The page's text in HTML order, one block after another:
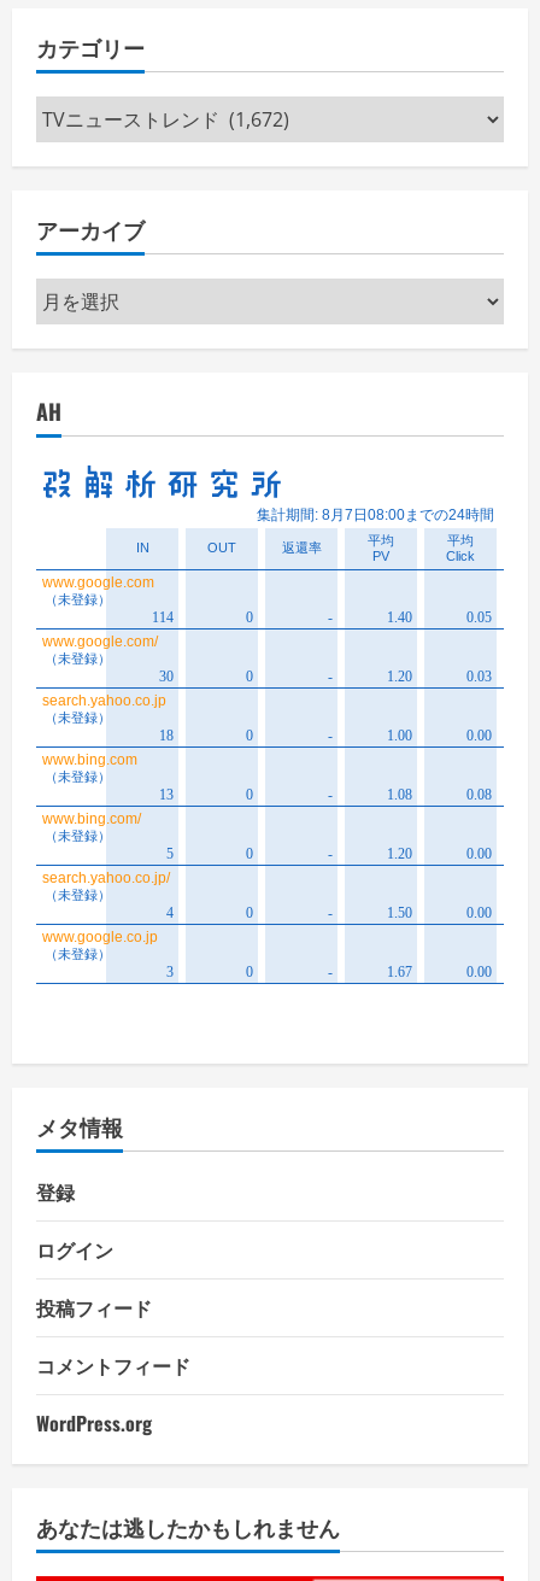
カテゴリー
カ
テ
ー
アーカイブ
ア
ー
ブ
AH
メタ情報
登録
ログイン
投稿フィード
コメントフィード
WordPress.org
あなたは逃したかもしれません